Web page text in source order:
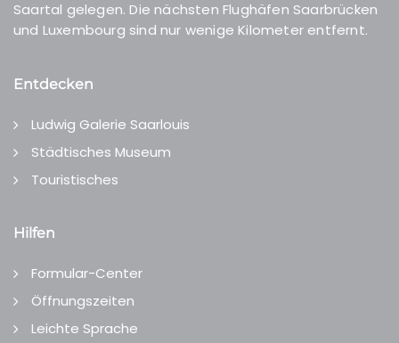
Saartal gelegen. Die nächsten Flughäfen Saarbrücken
und Luxembourg sind nur wenige Kilometer entfernt.
Entdecken
Ludwig Galerie Saarlouis
Städtisches Museum
Touristisches
Hilfen
Formular-Center
Öffnungszeiten
Leichte Sprache